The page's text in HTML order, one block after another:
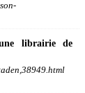
librairie de